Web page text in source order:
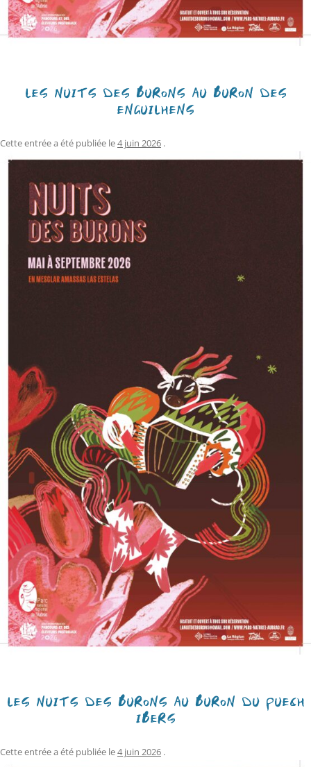
LES NUITS DES BURONS AU BURON DES
ENGUILHENS
Cette entrée a été publiée le4 juin 2026 .
LES NUITS DES BURONS AU BURON DU PUECH
IBERS
Cette entrée a été publiée le4 juin 2026 .